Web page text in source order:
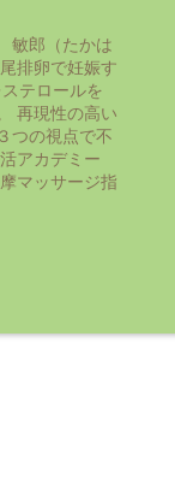
敏郎（たかは
排卵で妊娠す
テロールを
再現性の高い
つの視点で不
アカデミー
マッサージ指